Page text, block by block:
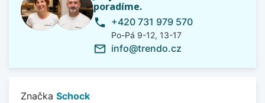
poradíme.
phone +420 731 979 570
Po-Pá 9-12, 13-17
mail_outline info@trendo.cz
Značka Schock